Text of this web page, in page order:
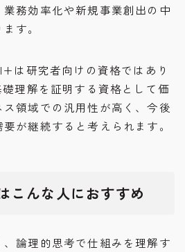
務効率化や新規事業創出の中
す。
は研究者向けの資格ではあり
理解を証明する資格として価
領域での汎用性が高く、今後
が継続すると考えられます。
こんな人におすすめ
論理的思考で仕組みを理解す